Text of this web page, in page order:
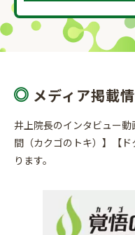
メディア掲載
井上院長のインタビュー
間（カクゴのトキ）】【
ります。